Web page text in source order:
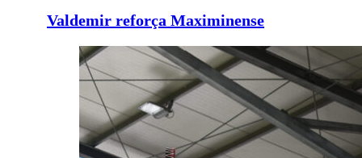
Valdemir reforça Maximinense